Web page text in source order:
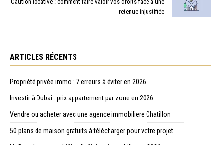
Caution locative : comment faire valoir vos droits face à une
retenue injustifiée
ARTICLES RÉCENTS
Propriété privée immo : 7 erreurs à éviter en 2026
Investir à Dubai : prix appartement par zone en 2026
Vendre ou acheter avec une agence immobiliere Chatillon
50 plans de maison gratuits à télécharger pour votre projet